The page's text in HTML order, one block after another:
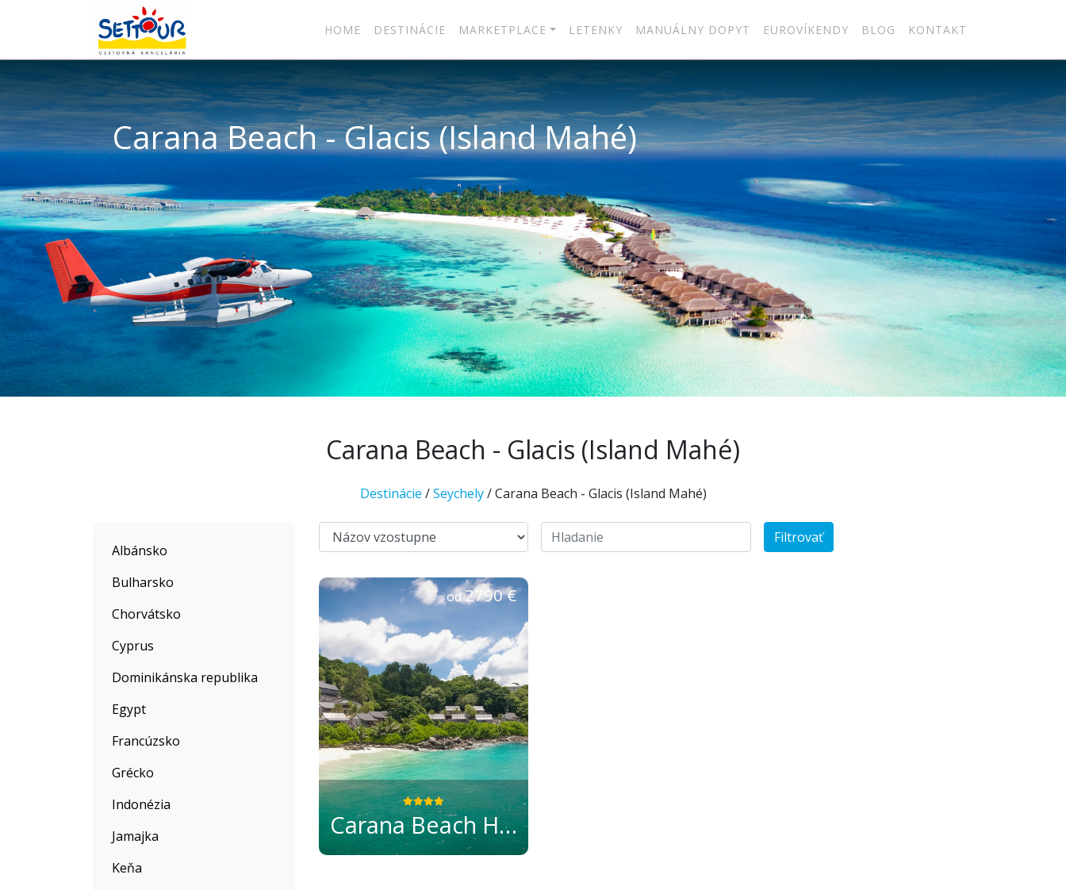
HOME DESTINÁCIE MARKETPLACE LETENKY MANUÁLNY DOPYT EUROVÍKENDY BLOG KONTAKT
Carana Beach - Glacis (Island Mahé)
Carana Beach - Glacis (Island Mahé)
Destinácie /Seychely/ Carana Beach - Glacis (Island Mahé)
Albánsko
Bulharsko
Chorvátsko
Cyprus
Dominikánska republika
Egypt
Francúzsko
Grécko
Indonézia
Jamajka
Keňa
Filtrovať
Carana Beach Hotel
od2790 €